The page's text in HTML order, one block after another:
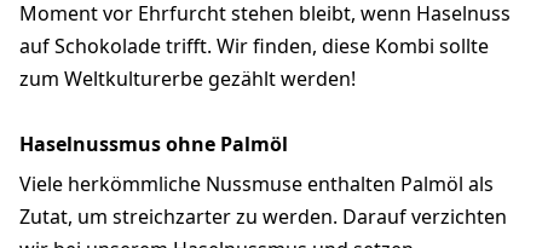
Moment vor Ehrfurcht stehen bleibt, wenn Haselnuss
auf Schokolade trifft. Wir finden, diese Kombi sollte
zum Weltkulturerbe gezählt werden!
Haselnussmus ohne Palmöl
Viele herkömmliche Nussmuse enthalten Palmöl als
Zutat, um streichzarter zu werden. Darauf verzichten